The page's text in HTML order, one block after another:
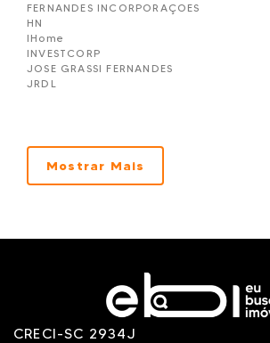
FERNANDES INCORPORAÇOES
HN
IHome
INVESTCORP
JOSE GRASSI FERNANDES
JRDL
Phacz
Plaenge
RICHTER
Rottas
xxxx xxxxx
Mostrar Mais
CRECI-SC 2934J